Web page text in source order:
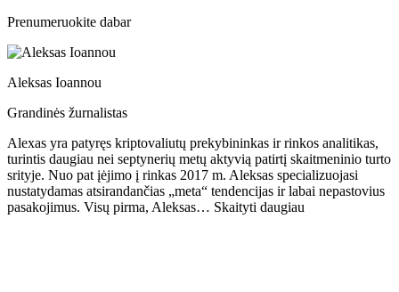
Prenumeruokite dabar
Aleksas Ioannou
Grandinės žurnalistas
Alexas yra patyręs kriptovaliutų prekybininkas ir rinkos analitikas,
turintis daugiau nei septynerių metų aktyvią patirtį skaitmeninio turto
srityje. Nuo pat įėjimo į rinkas 2017 m. Aleksas specializuojasi
nustatydamas atsirandančias „meta“ tendencijas ir labai nepastovius
pasakojimus. Visų pirma, Aleksas… Skaityti daugiau